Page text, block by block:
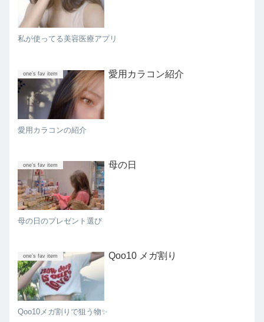
私が使ってる美容医療アプリ
one’s fav item 愛用カラコン紹介
愛用カラコンの紹介
one’s fav item 母の日
母の日のプレゼント選び
one’s fav item Qoo10 メガ割り
Qoo10メガ割りで狙う物✨